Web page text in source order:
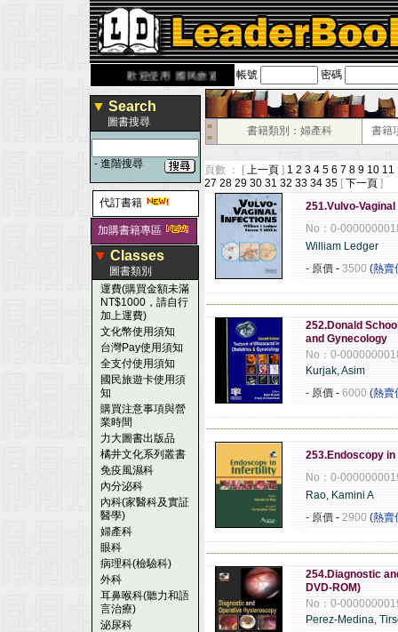
歡迎使用 國民旅遊卡！！ 帳號 密碼
▼ Search
圖書搜尋
- 進階搜尋
代訂書籍
加購書籍專區
▼ Classes
圖書類別
運費(購買金額未滿
NT$1000，請自行
加上運費)
文化幣使用須知
台灣Pay使用須知
全支付使用須知
國民旅遊卡使用須
知
購買注意事項與營
業時間
力大圖書出版品
橘井文化系列叢書
免疫風濕科
內分泌科
內科(家醫科及實証
醫學)
婦產科
眼科
病理科(檢驗科)
外科
耳鼻喉科(聽力和語
言治療)
泌尿科
■
■
書籍類別：婦產科 書籍
頁數 ： [ 上一頁 ] 1 2 3 4 5 6 7 8 9 10 11
27 28 29 30 31 32 33 34 35 [ 下一頁 ]
251.Vulvo-
No：0-
William Ledger
- 原價 - 3500 (熱賣
252.Donald
and Gynecology
No：0-
Kurjak, Asim
- 原價 - 6000 (熱賣
253.Endoscopy
No：0-
Rao, Kamini A
- 原價 - 2900 (熱賣
254.Diagnostic
DVD-ROM)
No：0-
Perez-Medina,